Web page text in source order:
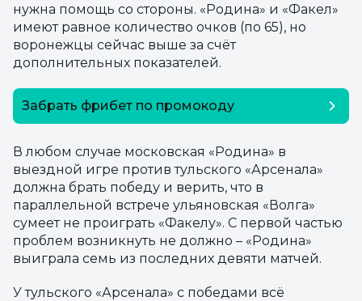
нужна помощь со стороны. «Родина» и «Факел»
имеют равное количество очков (по 65), но
воронежцы сейчас выше за счёт
дополнительных показателей.
Забрать фрибет по промокоду
SEOSECRET
В любом случае московская «Родина» в
выездной игре против тульского «Арсенала»
должна брать победу и верить, что в
параллельной встрече ульяновская «Волга»
сумеет не проиграть «Факелу». С первой частью
проблем возникнуть не должно – «Родина»
выиграла семь из последних девяти матчей.
У тульского «Арсенала» с победами всё